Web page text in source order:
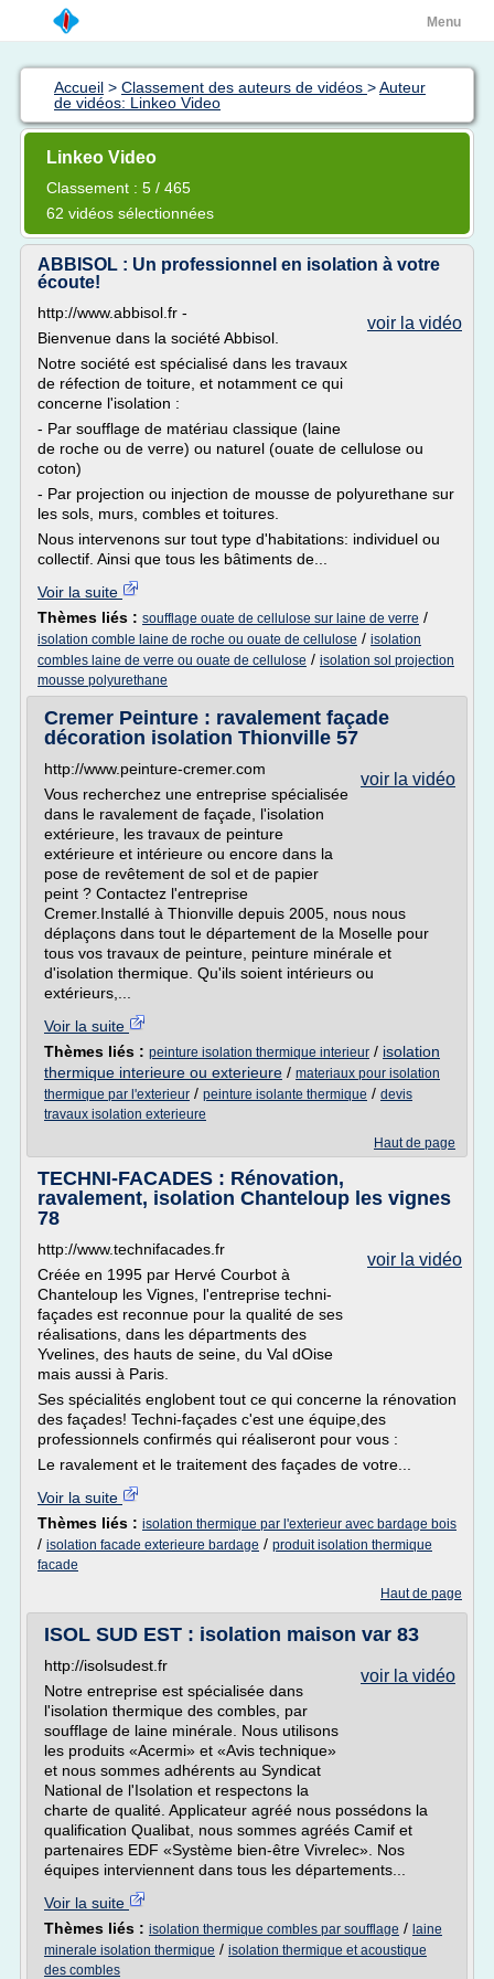
Menu
Accueil > Classement des auteurs de vidéos >Auteur
de vidéos: Linkeo Video
Linkeo Video
Classement : 5 / 465
62 vidéos sélectionnées
ABBISOL : Un professionnel en isolation à votre
écoute!
voir la vidéo
http://www.abbisol.fr -
Bienvenue dans la société Abbisol.
Notre société est spécialisé dans les travaux
de réfection de toiture, et notamment ce qui
concerne l'isolation :
- Par soufflage de matériau classique (laine
de roche ou de verre) ou naturel (ouate de cellulose ou
coton)
- Par projection ou injection de mousse de polyurethane sur
les sols, murs, combles et toitures.
Nous intervenons sur tout type d'habitations: individuel ou
collectif. Ainsi que tous les bâtiments de...
Voir la suite
Thèmes liés : soufflage ouate de cellulose sur laine de verre /
isolation comble laine de roche ou ouate de cellulose / isolation
combles laine de verre ou ouate de cellulose / isolation sol projection
mousse polyurethane
Cremer Peinture : ravalement façade
décoration isolation Thionville 57
voir la vidéo
http://www.peinture-cremer.com
Vous recherchez une entreprise spécialisée
dans le ravalement de façade, l'isolation
extérieure, les travaux de peinture
extérieure et intérieure ou encore dans la
pose de revêtement de sol et de papier
peint ? Contactez l'entreprise
Cremer.Installé à Thionville depuis 2005, nous nous
déplaçons dans tout le département de la Moselle pour
tous vos travaux de peinture, peinture minérale et
d'isolation thermique. Qu'ils soient intérieurs ou
extérieurs,...
Voir la suite
Thèmes liés : peinture isolation thermique interieur / isolation
thermique interieure ou exterieure / materiaux pour isolation
thermique par l'exterieur / peinture isolante thermique / devis
travaux isolation exterieure
Haut de page
TECHNI-FACADES : Rénovation,
ravalement, isolation Chanteloup les vignes
78
voir la vidéo
http://www.technifacades.fr
Créée en 1995 par Hervé Courbot à
Chanteloup les Vignes, l'entreprise techni-
façades est reconnue pour la qualité de ses
réalisations, dans les départments des
Yvelines, des hauts de seine, du Val dOise
mais aussi à Paris.
Ses spécialités englobent tout ce qui concerne la rénovation
des façades! Techni-façades c'est une équipe,des
professionnels confirmés qui réaliseront pour vous :
Le ravalement et le traitement des façades de votre...
Voir la suite
Thèmes liés : isolation thermique par l'exterieur avec bardage bois
/ isolation facade exterieure bardage / produit isolation thermique
facade
Haut de page
ISOL SUD EST : isolation maison var 83
voir la vidéo
http://isolsudest.fr
Notre entreprise est spécialisée dans
l'isolation thermique des combles, par
soufflage de laine minérale. Nous utilisons
les produits «Acermi» et «Avis technique»
et nous sommes adhérents au Syndicat
National de l'Isolation et respectons la
charte de qualité. Applicateur agréé nous possédons la
qualification Qualibat, nous sommes agréés Camif et
partenaires EDF «Système bien-être Vivrelec». Nos
équipes interviennent dans tous les départements...
Voir la suite
Thèmes liés : isolation thermique combles par soufflage / laine
minerale isolation thermique / isolation thermique et acoustique
des combles